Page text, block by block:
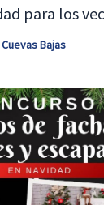
para los
Cuevas Bajas